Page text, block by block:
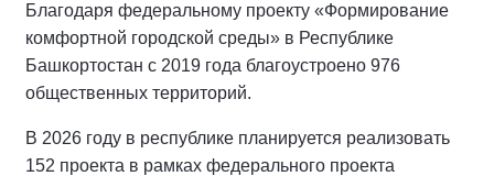
Благодаря федеральному проекту «Формирование
комфортной городской среды» в Республике
Башкортостан с 2019 года благоустроено 976
общественных территорий.
В 2026 году в республике планируется реализовать
152 проекта в рамках федерального проекта